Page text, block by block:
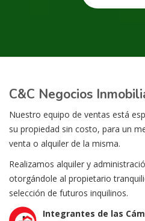
C&C Negocios
Nuestro equipo de ventas está
su propiedad sin costo, para un
venta o alquiler de la misma.
Realizamos alquiler y
otorgándole al propietario
selección de futuros inquilinos.
Integrantes de las